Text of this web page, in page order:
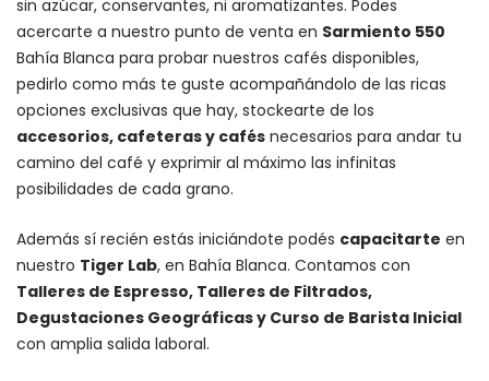
sin azúcar, conservantes, ni aromatizantes. Podes
acercarte a nuestro punto de venta en Sarmiento 550
Bahía Blanca para probar nuestros cafés disponibles,
pedirlo como más te guste acompañándolo de las ricas
opciones exclusivas que hay, stockearte de los
accesorios, cafeteras y cafés necesarios para andar tu
camino del café y exprimir al máximo las infinitas
posibilidades de cada grano.
Además sí recién estás iniciándote podés capacitarte en
nuestro Tiger Lab, en Bahía Blanca. Contamos con
Talleres de Espresso, Talleres de Filtrados,
Degustaciones Geográficas y Curso de Barista Inicial
con amplia salida laboral.